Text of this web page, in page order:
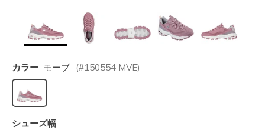
カラー モーブ (#150554 MVE)
選択されました
シューズ幅